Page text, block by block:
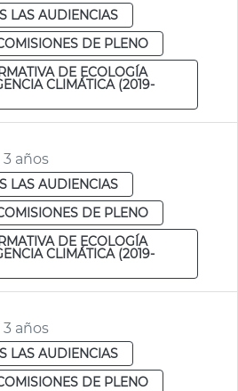
LAS AUDIENCIAS
DE PLENO
DE ECOLOGÍA
CLIMÁTICA (2019-
años
LAS AUDIENCIAS
DE PLENO
DE ECOLOGÍA
CLIMÁTICA (2019-
años
LAS AUDIENCIAS
DE PLENO